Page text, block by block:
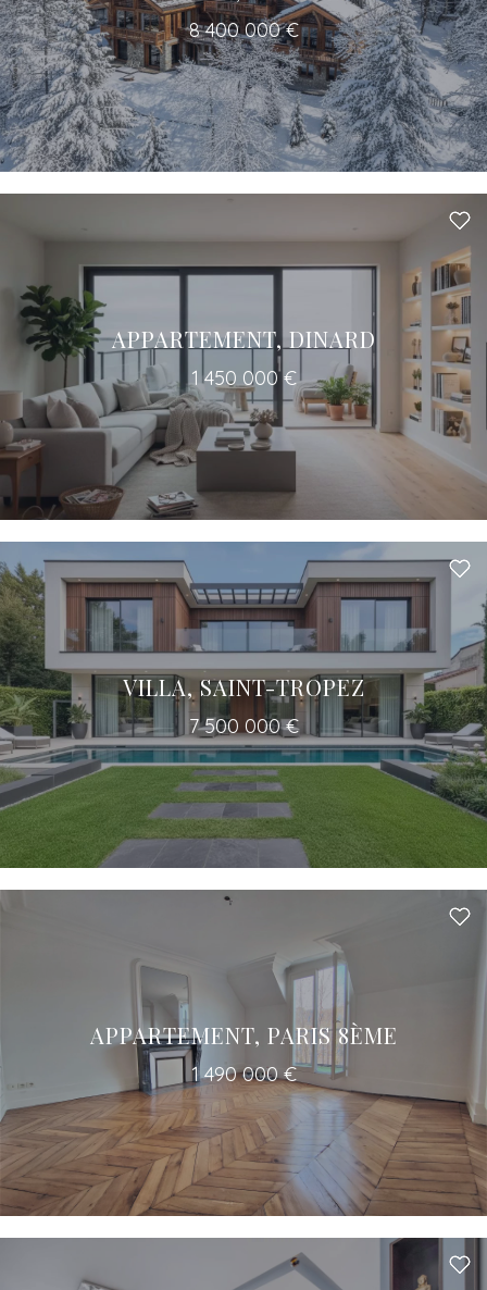
Un accès à tous les professionnels pour
votre projet
8 400 000 €
APPARTEMENT, DINARD
1 450 000 €
VILLA, SAINT-TROPEZ
7 500 000 €
APPARTEMENT, PARIS 8ÈME
1 490 000 €